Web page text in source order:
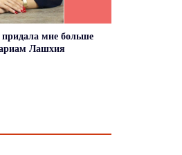
придала мне больше
Лашхия